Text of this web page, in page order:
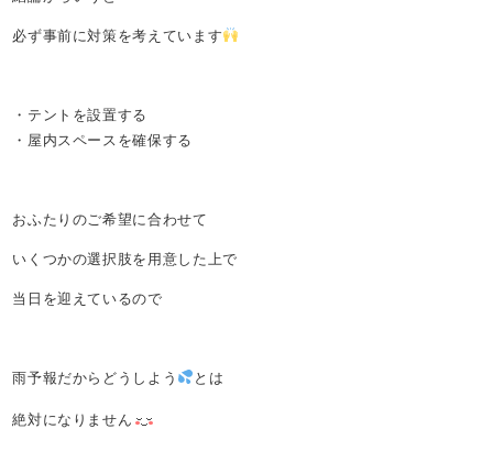
必ず事前に対策を考えています
・テントを設置する
・屋内スペースを確保する
おふたりのご希望に合わせて
いくつかの選択肢を用意した上で
当日を迎えているので
雨予報だからどうしよう とは
絶対になりません